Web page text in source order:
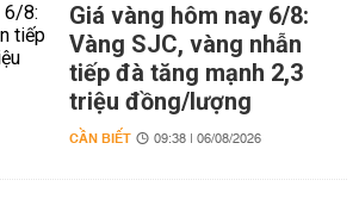
Giá vàng hôm nay 6/8:
Vàng SJC, vàng nhẫn
tiếp đà tăng mạnh 2,3
triệu đồng/lượng
CẦN BIẾT 09:38 | 06/08/2026